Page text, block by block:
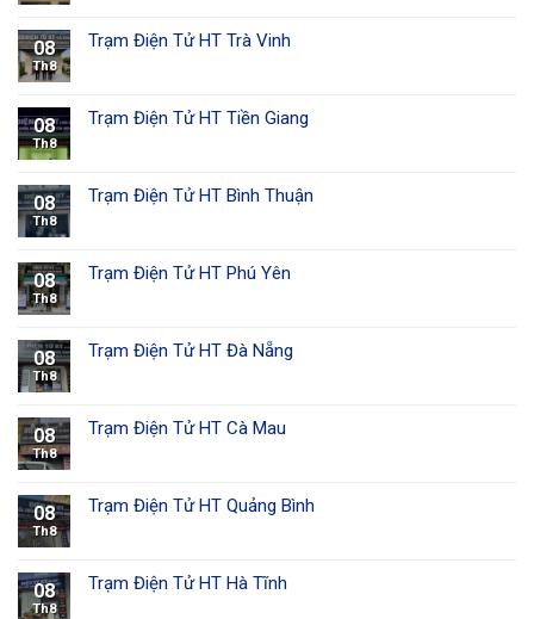
08
Th8
Trạm Điện Tử HT Trà Vinh
08
Th8
Trạm Điện Tử HT Tiền Giang
08
Th8
Trạm Điện Tử HT Bình Thuận
08
Th8
Trạm Điện Tử HT Phú Yên
08
Th8
Trạm Điện Tử HT Đà Nẵng
08
Th8
Trạm Điện Tử HT Cà Mau
08
Th8
Trạm Điện Tử HT Quảng Bình
08
Th8
Trạm Điện Tử HT Hà Tĩnh